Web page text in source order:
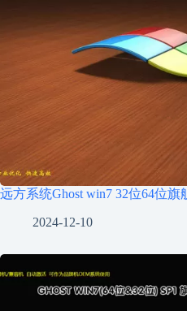
远方系统Ghost win7 32位64位旗
2024-12-10